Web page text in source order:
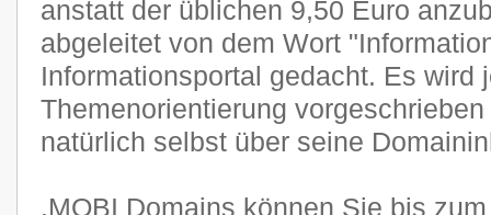
anstatt der üblichen 9,50 Euro
abgeleitet von dem Wort
Informationsportal gedacht. Es wird
Themenorientierung
natürlich selbst über seine
.MOBI Domains können Sie bis